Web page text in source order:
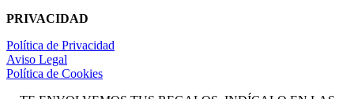
PRIVACIDAD
Política de Privacidad
Aviso Legal
Política de Cookies